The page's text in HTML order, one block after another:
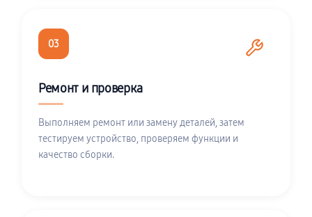
03
Ремонт и проверка
Выполняем ремонт или замену деталей, затем
тестируем устройство, проверяем функции и
качество сборки.